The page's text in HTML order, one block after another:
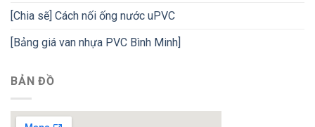
[Chia sẽ] Cách nối ống nước uPVC
[Bảng giá van nhựa PVC Bình Minh]
BẢN ĐỒ